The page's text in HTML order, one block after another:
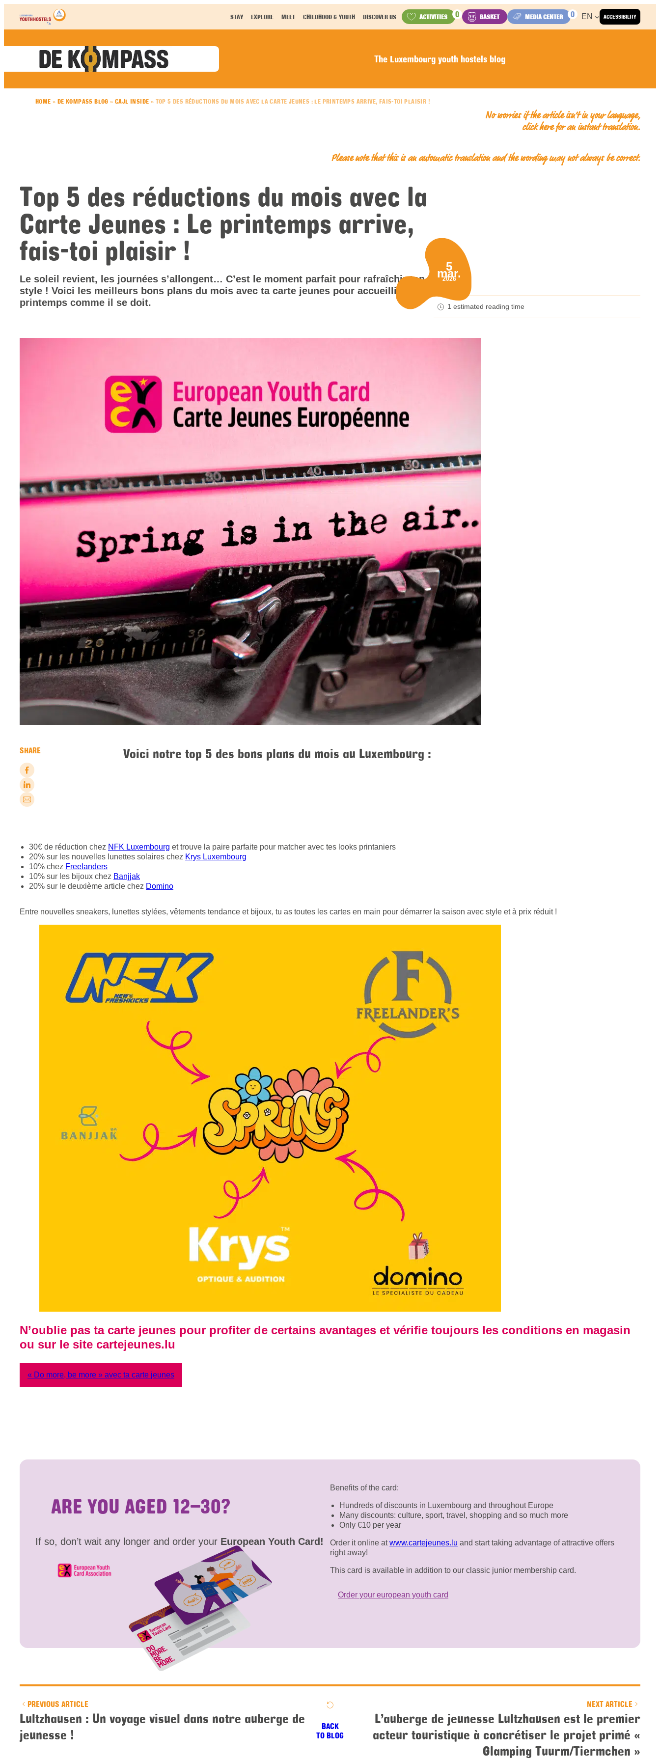
ACCESSIBILITY
STAY EXPLORE MEET CHILDHOOD & YOUTH DISCOVER US ACTIVITIES 0 BASKET MEDIA CENTER 0 EN
The Luxembourg youth hostels blog
HOME » DE KOMPASS BLOG »CAJL INSIDE » TOP 5 DES RÉDUCTIONS DU MOIS AVEC LA CARTE JEUNES : LE PRINTEMPS ARRIVE, FAIS-TOI PLAISIR !
No worries if the article isn’t in your language,
click here for an instant translation.
Please note that this is an automatic translation and the wording may not always be correct.
Top 5 des réductions du mois avec la
Carte Jeunes : Le printemps arrive,
fais-toi plaisir !
Le soleil revient, les journées s’allongent… C’est le moment parfait pour rafraîchir ton
style ! Voici les meilleurs bons plans du mois avec ta carte jeunes pour accueillir le
printemps comme il se doit.
Published on:
5
mar.
2026
minutes reading time
1 estimated reading time
SHARE Voici notre top 5 des bons plans du mois au Luxembourg :
30€ de réduction chez NFK Luxembourg et trouve la paire parfaite pour matcher avec tes looks printaniers
20% sur les nouvelles lunettes solaires chez Krys Luxembourg
10% chez Freelanders
10% sur les bijoux chez Banjjak
20% sur le deuxième article chez Domino
Entre nouvelles sneakers, lunettes stylées, vêtements tendance et bijoux, tu as toutes les cartes en main pour démarrer la saison avec style et à prix réduit !
N’oublie pas ta carte jeunes pour profiter de certains avantages et vérifie toujours les conditions en magasin
ou sur le site cartejeunes.lu
« Do more, be more » avec ta carte jeunes
ARE YOU AGED 12–30?
If so, don’t wait any longer and order your European Youth Card!
Benefits of the card:
Hundreds of discounts in Luxembourg and throughout Europe
Many discounts: culture, sport, travel, shopping and so much more
Only €10 per year
Order it online atwww.cartejeunes.lu and start taking advantage of attractive offers
right away!
This card is available in addition to our classic junior membership card.
Order your european youth card
PREVIOUS ARTICLE
Lultzhausen : Un voyage visuel dans notre auberge de
jeunesse !
NEXT ARTICLE
L’auberge de jeunesse Lultzhausen est le premier
acteur touristique à concrétiser le projet primé «
Glamping Tuurm/Tiermchen »
BACK
TO BLOG